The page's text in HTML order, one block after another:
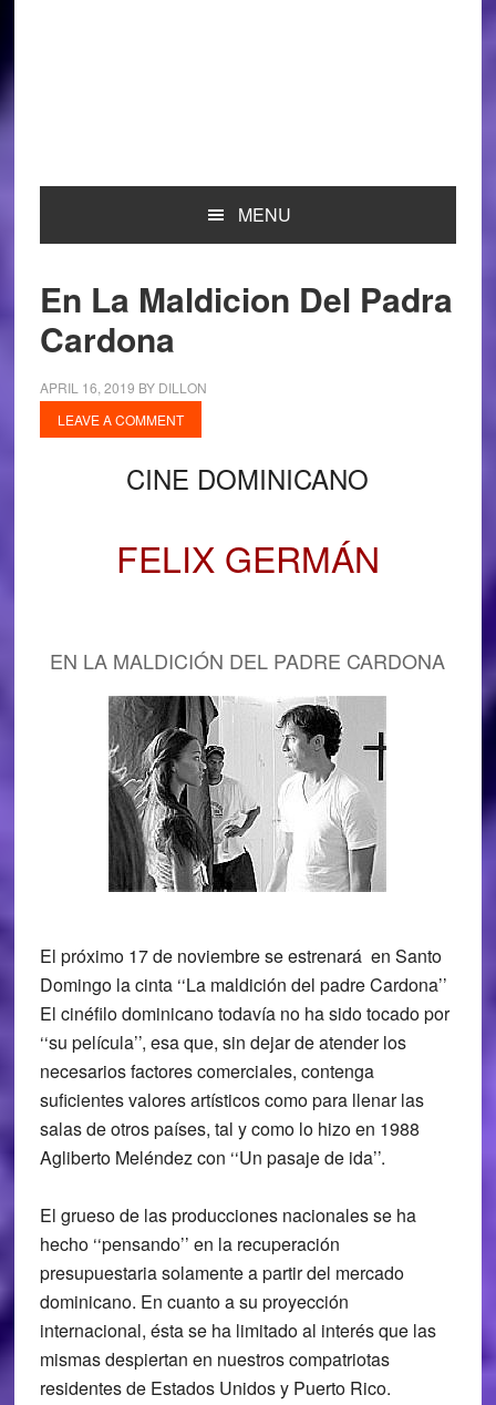
MENU
En La Maldicion Del Padra
Cardona
APRIL 16, 2019 BY DILLON
LEAVE A COMMENT
CINE DOMINICANO
FELIX GERMÁN
EN LA MALDICIÓN DEL PADRE CARDONA
El próximo 17 de noviembre se estrenará en Santo
Domingo la cinta ‘‘La maldición del padre Cardona’’
El cinéfilo dominicano todavía no ha sido tocado por
‘‘su película’’, esa que, sin dejar de atender los
necesarios factores comerciales, contenga
suficientes valores artísticos como para llenar las
salas de otros países, tal y como lo hizo en 1988
Agliberto Meléndez con ‘‘Un pasaje de ida’’.
El grueso de las producciones nacionales se ha
hecho ‘‘pensando’’ en la recuperación
presupuestaria solamente a partir del mercado
dominicano. En cuanto a su proyección
internacional, ésta se ha limitado al interés que las
mismas despiertan en nuestros compatriotas
residentes de Estados Unidos y Puerto Rico.